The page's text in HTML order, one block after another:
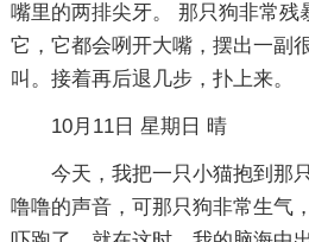
嘴里的两排尖牙。 那只狗非常残
它，它都会咧开大嘴，摆出一副
叫。接着再后退几步，扑上来。
10月11日 星期日 晴
今天，我把一只小猫抱到那
噜噜的声音，可那只狗非常生气